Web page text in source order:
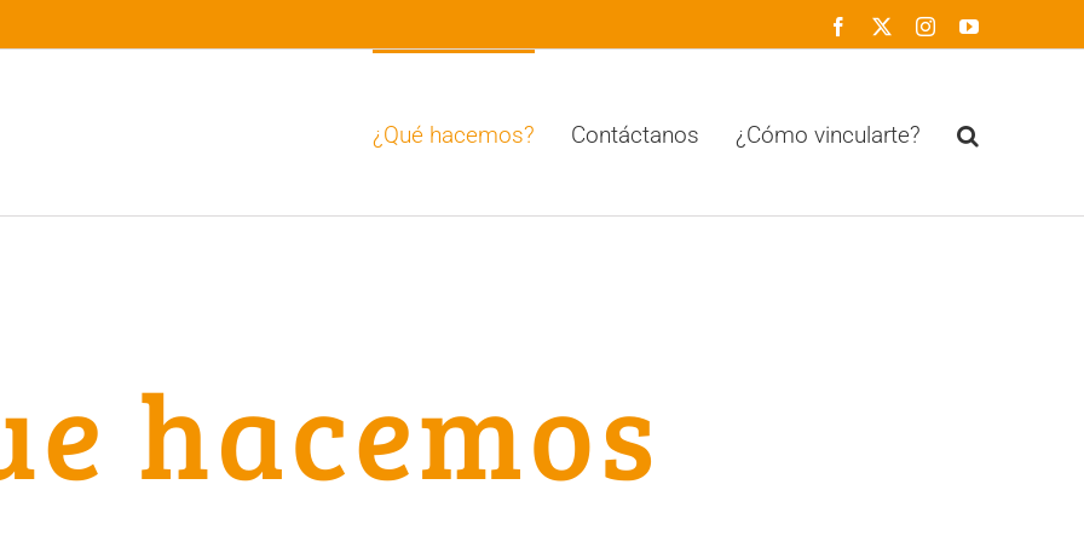
Facebook InstagramYouTube
¿Qué hacemos? Contáctanos ¿Cómo vincularte?
hacemos